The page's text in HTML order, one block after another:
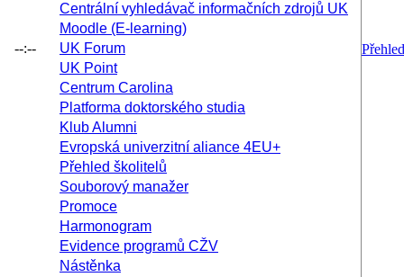
--:--
Centrální vyhledávač informačních zdrojů UK
Moodle (E-learning)
UK Forum
UK Point
Centrum Carolina
Platforma doktorského studia
Klub Alumni
Evropská univerzitní aliance 4EU+
Přehled školitelů
Souborový manažer
Promoce
Harmonogram
Evidence programů CŽV
Nástěnka
Přehled